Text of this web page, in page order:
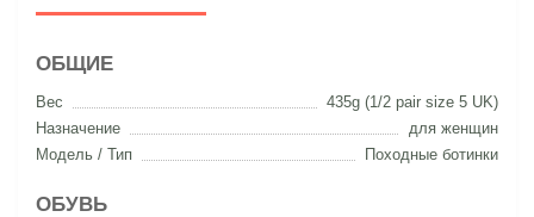
ОБЩИЕ
Вес
435g (1/2 pair size 5 UK)
Назначение
для женщин
Модель / Тип
Походные ботинки
ОБУВЬ